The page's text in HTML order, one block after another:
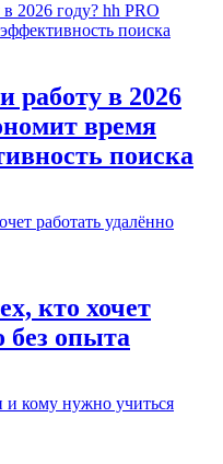
работу в 2026
время
поиска
кто хочет
без опыта